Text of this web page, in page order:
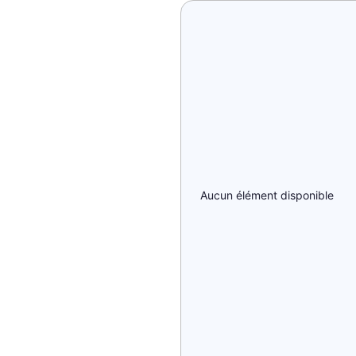
Aucun élément disponible